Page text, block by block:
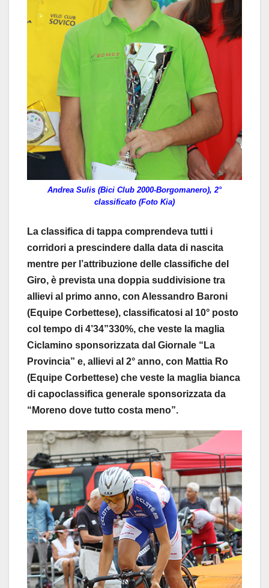
Andrea Sulis (Bici Club 2000-Borgomanero), 2°
classificato (Foto Kia)
La classifica di tappa comprendeva tutti i
corridori a prescindere dalla data di nascita
mentre per l’attribuzione delle classifiche del
Giro, è prevista una doppia suddivisione tra
allievi al primo anno, con Alessandro Baroni
(Equipe Corbettese), classificatosi al 10° posto
col tempo di 4’34”330%, che veste la maglia
Ciclamino sponsorizzata dal Giornale “La
Provincia” e, allievi al 2° anno, con Mattia Ro
(Equipe Corbettese) che veste la maglia bianca
di capoclassifica generale sponsorizzata da
“Moreno dove tutto costa meno”.